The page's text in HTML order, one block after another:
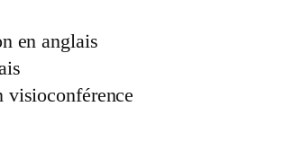
en anglais
visioconférence